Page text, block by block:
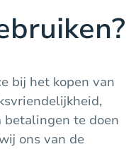
bij het kopen van
te doen
ons van de